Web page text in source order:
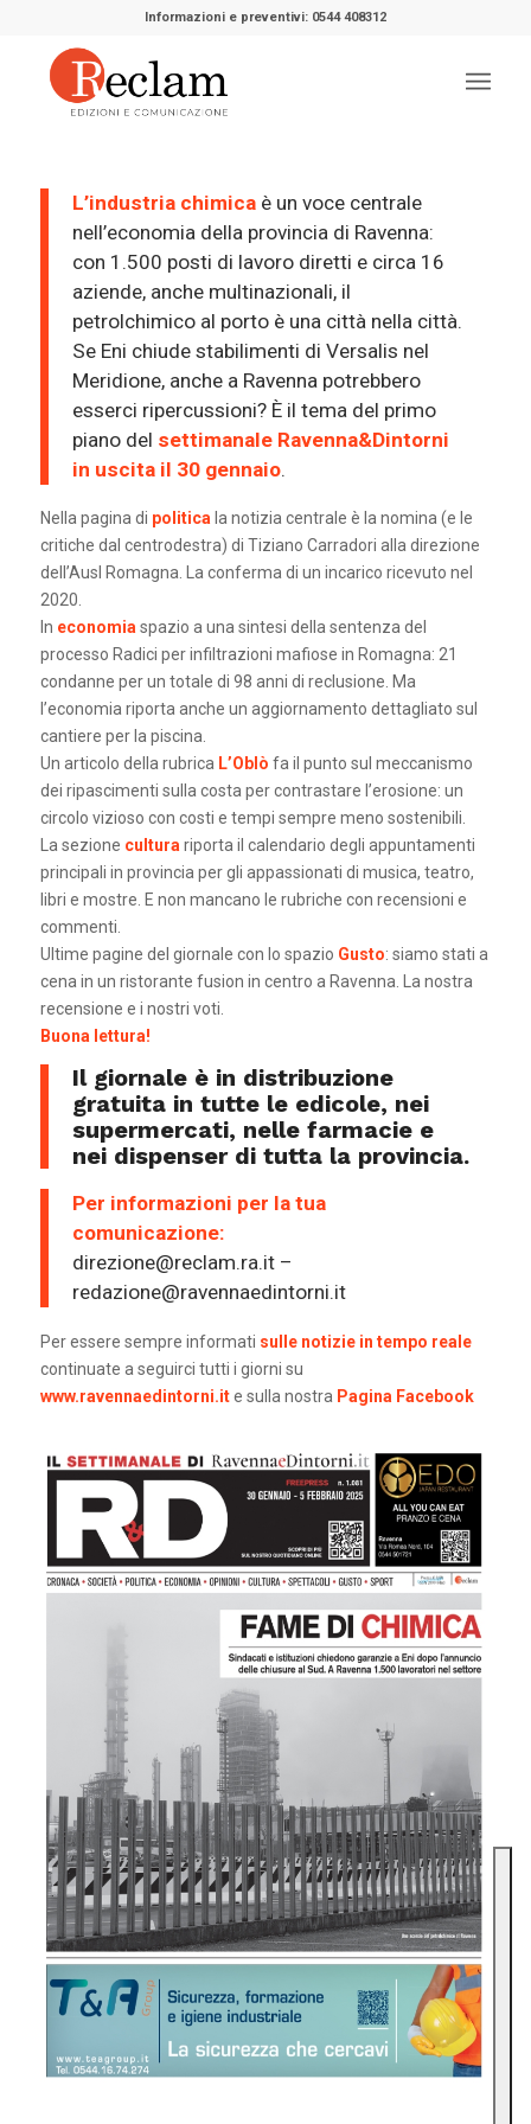
Informazioni e preventivi: 0544 408312
L’industria chimicaè un voce centrale
nell’economia della provincia di Ravenna:
con 1.500 posti di lavoro diretti e circa 16
aziende, anche multinazionali, il
petrolchimico al porto è una città nella città.
Se Eni chiude stabilimenti di Versalis nel
Meridione, anche a Ravenna potrebbero
esserci ripercussioni? È il tema del primo
piano del settimanale Ravenna&Dintorni
in uscita il 30 gennaio.
Nella pagina di politicala notizia centrale è la nomina (e le
critiche dal centrodestra) di Tiziano Carradori alla direzione
dell’Ausl Romagna. La conferma di un incarico ricevuto nel
2020.
In economiaspazio a una sintesi della sentenza del
processo Radici per infiltrazioni mafiose in Romagna: 21
condanne per un totale di 98 anni di reclusione. Ma
l’economia riporta anche un aggiornamento dettagliato sul
cantiere per la piscina.
Un articolo della rubrica L’Oblò fa il punto sul meccanismo
dei ripascimenti sulla costa per contrastare l’erosione: un
circolo vizioso con costi e tempi sempre meno sostenibili.
La sezione culturariporta il calendario degli appuntamenti
principali in provincia per gli appassionati di musica, teatro,
libri e mostre. E non mancano le rubriche con recensioni e
commenti.
Ultime pagine del giornale con lo spazio Gusto: siamo stati a
cena in un ristorante fusion in centro a Ravenna. La nostra
recensione e i nostri voti.
Buona lettura!
Il giornale è in distribuzione
gratuita in tutte le edicole, nei
supermercati, nelle farmacie e
nei dispenser di tutta la provincia.
Per informazioni per la tua
comunicazione:
direzione@reclam.ra.it –
redazione@ravennaedintorni.it
Per essere sempre informati sulle notizie in tempo reale
continuate a seguirci tutti i giorni su
www.ravennaedintorni.ite sulla nostra Pagina Facebook